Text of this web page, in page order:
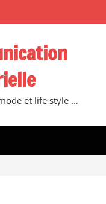
et life style …